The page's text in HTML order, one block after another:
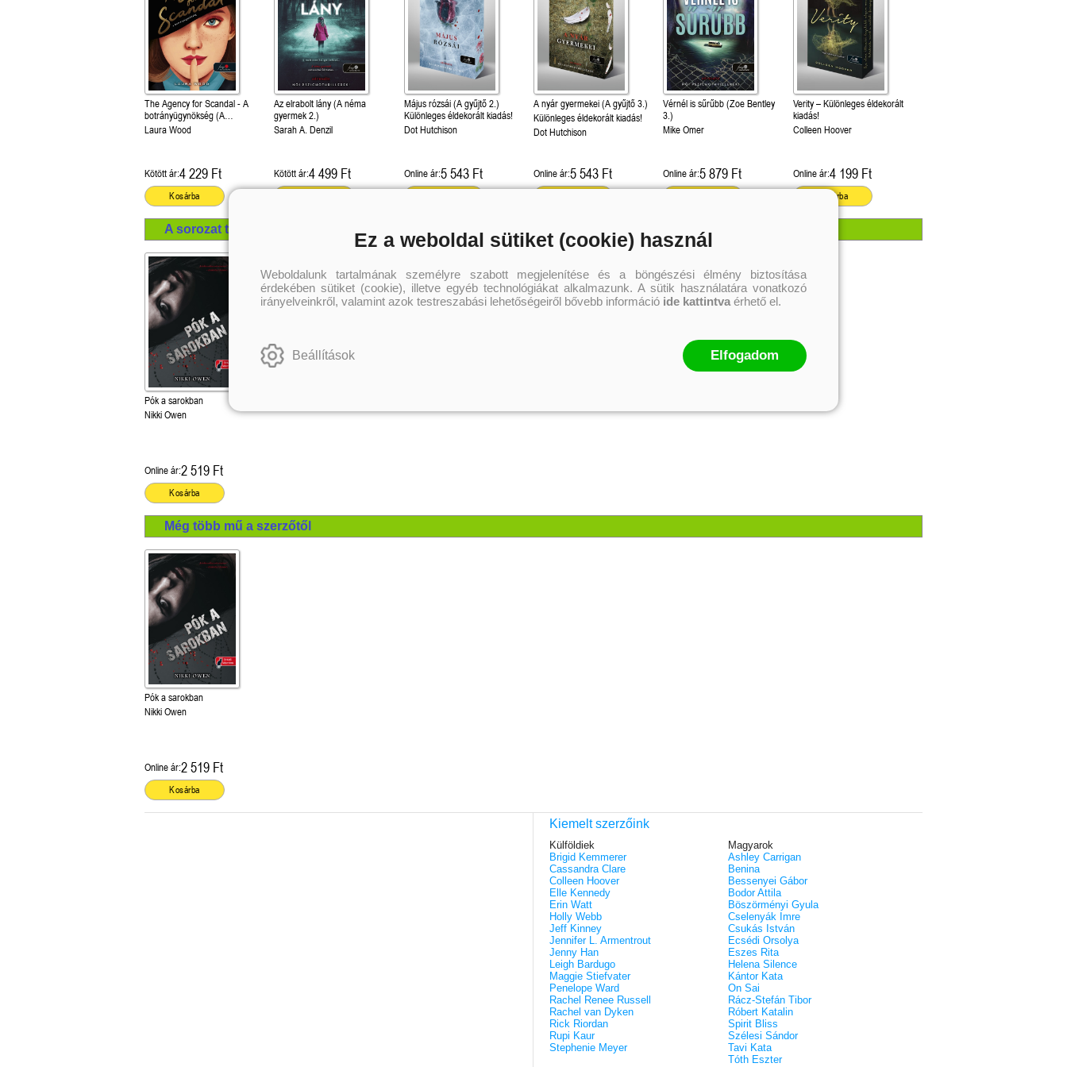
The Agency for Scandal - A
botrányügynökség (A
botrányügynökség 1.)
Laura Wood
Kötött ár:4 229 Ft
Kosárba
Az elrabolt lány (A néma
gyermek 2.)
Sarah A. Denzil
Kötött ár:4 499 Ft
Május rózsái (A gyűjtő 2.)
Különleges éldekorált kiadás!
Dot Hutchison
Online ár:5 543 Ft
A nyár gyermekei (A gyűjtő 3.)
Különleges éldekorált kiadás!
Dot Hutchison
Online ár:5 543 Ft
Vérnél is sűrűbb (Zoe Bentley
3.)
Mike Omer
Online ár:5 879 Ft
Verity – Különleges éldekorált
kiadás!
Colleen Hoover
Online ár:4 199 Ft
Kosárba
A sorozat további termékei
Pók a sarokban
Nikki Owen
Online ár:2 519 Ft
Kosárba
Még több mű a szerzőtől
Pók a sarokban
Nikki Owen
Online ár:2 519 Ft
Kosárba
Kiemelt szerzőink
Külföldiek
Brigid Kemmerer
Cassandra Clare
Colleen Hoover
Elle Kennedy
Erin Watt
Holly Webb
Jeff Kinney
Jennifer L. Armentrout
Jenny Han
Leigh Bardugo
Maggie Stiefvater
Penelope Ward
Rachel Renee Russell
Rachel van Dyken
Rick Riordan
Rupi Kaur
Stephenie Meyer
Magyarok
Ashley Carrigan
Benina
Bessenyei Gábor
Bodor Attila
Böszörményi Gyula
Cselenyák Imre
Csukás István
Ecsédi Orsolya
Eszes Rita
Helena Silence
Kántor Kata
On Sai
Rácz-Stefán Tibor
Róbert Katalin
Spirit Bliss
Szélesi Sándor
Tavi Kata
Tóth Eszter
Ez a weboldal sütiket (cookie) használ
Weboldalunk tartalmának személyre szabott megjelenítése és a böngészési élmény biztosítása
érdekében sütiket (cookie), illetve egyéb technológiákat alkalmazunk. A sütik használatára vonatkozó
irányelveinkről, valamint azok testreszabási lehetőségeiről bővebb információ ide kattintva érhető el.
Beállítások Elfogadom